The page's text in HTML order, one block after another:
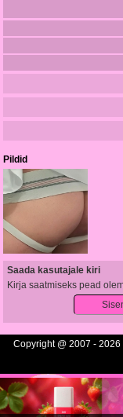
Pildid
Saada kasutajale kiri
Kirja saatmiseks pead
Copyright @ 2007 - 2026